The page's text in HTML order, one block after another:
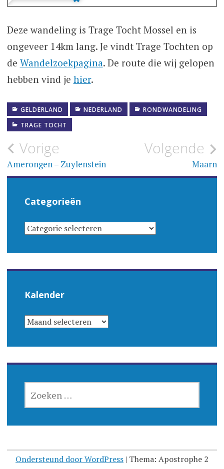
Deze wandeling is Trage Tocht Mossel en is
ongeveer 14km lang. Je vindt Trage Tochten op
de Wandelzoekpagina. De route die wij gelopen
hebben vind je hier.
GELDERLAND NEDERLAND
RONDWANDELING
TRAGE TOCHT
Bericht
navigatie
Vorige
Amerongen – Zuylenstein
Volgende
Maarn
Categorieën
CATEGORIEËN
Kalender
KALENDER
NAAR:
Ondersteund door WordPress | Thema: Apostrophe 2